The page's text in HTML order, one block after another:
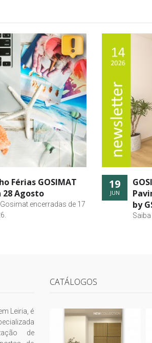
Férias GOSIMAT
28 Agosto
encerradas de 17
19
JUN
by
Leiria, é
de
CATÁLOGOS